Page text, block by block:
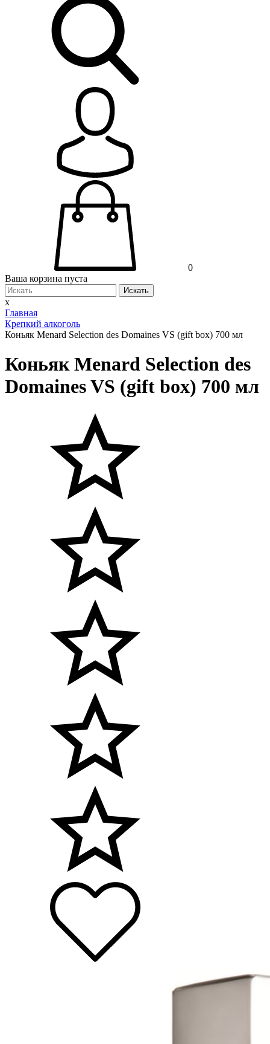
0
Ваша корзина пуста
Искать
x
Главная
Крепкий алкоголь
Коньяк Menard Selection des Domaines VS (gift box) 700 мл
Коньяк Menard Selection des
Domaines VS (gift box) 700 мл